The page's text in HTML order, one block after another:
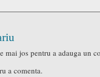
mai jos pentru a adauga un
a comenta.